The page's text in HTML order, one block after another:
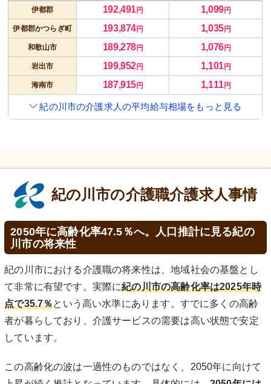
伊都郡 192,491円 1,099円
伊都郡かつらぎ町 193,874円 1,035円
和歌山市 189,278円 1,076円
岩出市 199,952円 1,101円
海南市 187,915円 1,111円
紀の川市の介護求人の平均給与相場をもっと見る
紀の川市の介護職介護求人事情
2050年に高齢化率47.5％へ。人口推計に見る紀の
川市の将来性
紀の川市における介護職の将来性は、地域社会の基盤とし
て非常に有望です。実際に紀の川市の高齢化率は2025年時
点で35.7％ という高い水準にあります。すでに多くの高齢
者が暮らしており、介護サービスの需要は高い状態で安定
しています。
この高齢化の波は一過性のものではなく、2050年に向けて